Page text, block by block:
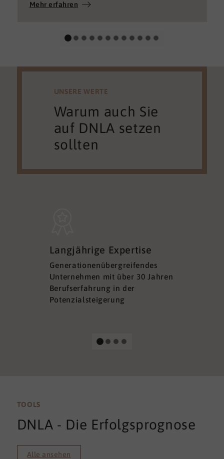
Mehr erfahren
UNSERE WERTE
Warum auch Sie
auf DNLA setzen
sollten
Langjährige Expertise
Generationenübergreifendes
Unternehmen mit über 30 Jahren
Berufserfahrung in der
Potenzialsteigerung
TOOLS
DNLA - Die Erfolgsprognose
Alle ansehen